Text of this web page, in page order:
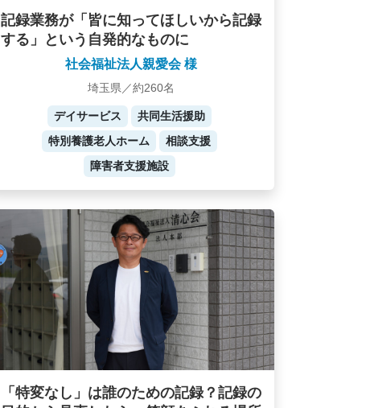
記録業務が「皆に知ってほしいから記録
する」という自発的なものに
社会福祉法人親愛会 様
埼玉県／約260名
デイサービス
共同生活援助
特別養護老人ホーム
相談支援
障害者支援施設
「特変なし」は誰のための記録？記録の